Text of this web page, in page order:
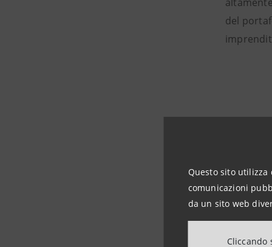
Questo sito utilizza
comunicazioni
da un sito web
Cliccando
del